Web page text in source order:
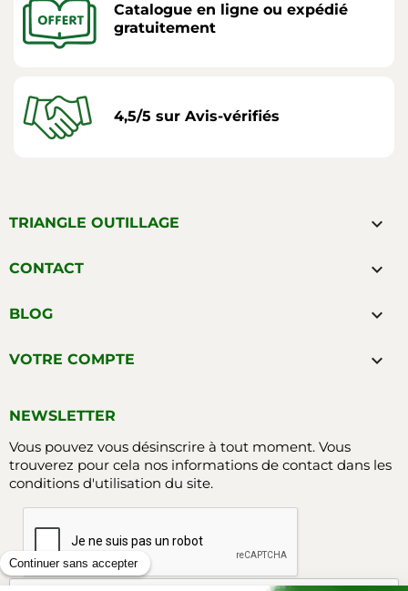
Catalogue en ligne ou expédié
gratuitement
4,5/5 sur Avis-vérifiés
TRIANGLE OUTILLAGE 
CONTACT 
BLOG 
VOTRE COMPTE 
NEWSLETTER
Vous pouvez vous désinscrire à tout moment. Vous
trouverez pour cela nos informations de contact dans les
conditions d'utilisation du site.